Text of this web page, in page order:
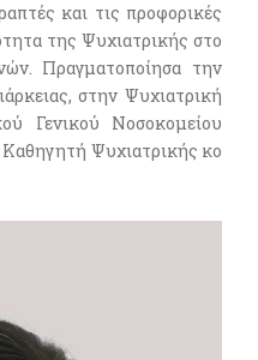
και τις προφορικές
της Ψυχιατρικής στο
Πραγματοποίησα την
στην Ψυχιατρική
Γενικού Νοσοκομείου
Ψυχιατρικής κο